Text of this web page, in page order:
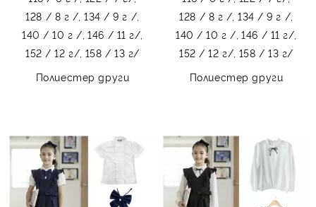
128 / 8 г /, 134 / 9 г /,
140 / 10 г /, 146 / 11 г/,
152 / 12 г/, 158 / 13 г/
Полиестер други
128 / 8 г /, 134 / 9 г /,
140 / 10 г /, 146 / 11 г/,
152 / 12 г/, 158 / 13 г/
Полиестер други